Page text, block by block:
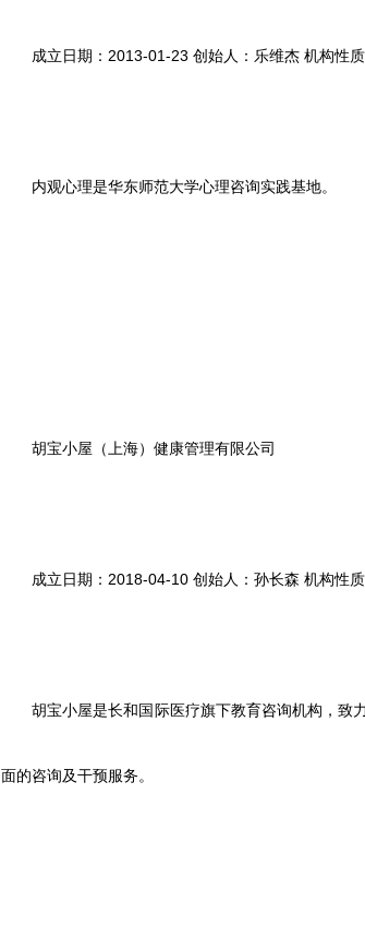
成立日期：2013-01-23 创始人：乐维杰 机构性
内观心理是华东师范大学心理咨询实践基地。
胡宝小屋（上海）健康管理有限公司
成立日期：2018-04-10 创始人：孙长森 机构性
胡宝小屋是长和国际医疗旗下教育咨询机构，致
面的咨询及干预服务。